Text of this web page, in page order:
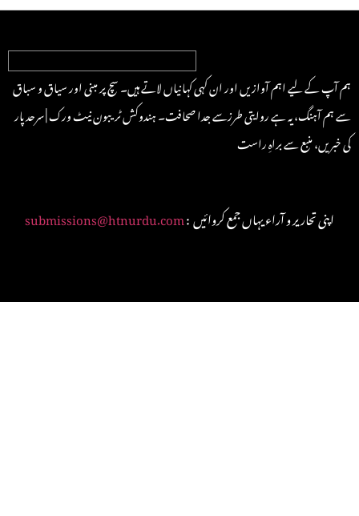
ہم آپ کے لیے اہم آوازیں اور ان کہی کہانیاں لاتے ہیں۔ سچ پر مبنی اور سیاق و سباق
سے ہم آہنگ، یہ ہے روایتی طرزسے جدا صحافت۔ ہندوکش ٹریبون نیٹ ورک | سرحد پار
کی خبریں، منبع سے براہِ راست
submissions@htnurdu.com : اپنی تحاریر و آراء یہاں جمع کروائیں